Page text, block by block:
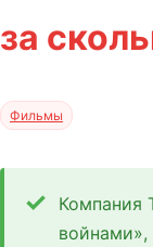
за
Фильмы
Компания